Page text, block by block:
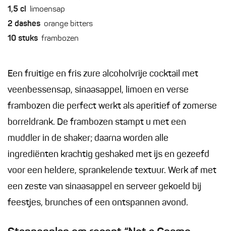
1,5 cl limoensap
2 dashes orange bitters
10 stuks frambozen
Een fruitige en fris zure alcoholvrije cocktail met
veenbessensap, sinaasappel, limoen en verse
frambozen die perfect werkt als aperitief of zomerse
borreldrank. De frambozen stampt u met een
muddler in de shaker; daarna worden alle
ingrediënten krachtig geshaked met ijs en gezeefd
voor een heldere, sprankelende textuur. Werk af met
een zeste van sinaasappel en serveer gekoeld bij
feestjes, brunches of een ontspannen avond.